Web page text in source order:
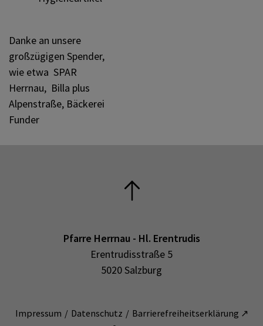
Danke an unsere
großzügigen Spender,
wie etwa SPAR
Herrnau, Billa plus
Alpenstraße, Bäckerei
Funder
Pfarre Herrnau - Hl. Erentrudis
Erentrudisstraße 5
5020 Salzburg
Impressum Datenschutz Barrierefreiheitserklärung ↗